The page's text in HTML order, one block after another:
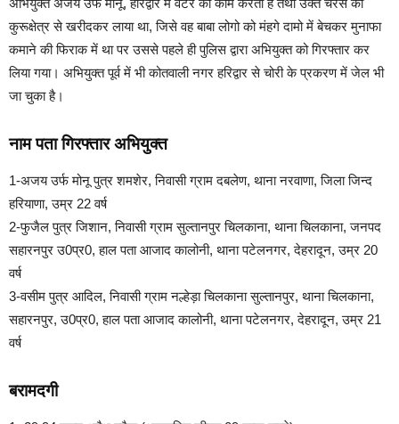
अभियुक्त अजय उर्फ मोनू, हरिद्वार में वेटर का काम करता है तथा उक्त चरस को
कुरूक्षेत्र से खरीदकर लाया था, जिसे वह बाबा लोगो को मंहगे दामो में बेचकर मुनाफा
कमाने की फिराक में था पर उससे पहले ही पुलिस द्वारा अभियुक्त को गिरफ्तार कर
लिया गया। अभियुक्त पूर्व में भी कोतवाली नगर हरिद्वार से चोरी के प्रकरण में जेल भी
जा चुका है।
नाम पता गिरफ्तार अभियुक्त
1-अजय उर्फ मोनू पुत्र शमशेर, निवासी ग्राम दबलेण, थाना नरवाणा, जिला जिन्द
हरियाणा, उम्र 22 वर्ष
2-फुजैल पुत्र जिशान, निवासी ग्राम सुल्तानपुर चिलकाना, थाना चिलकाना, जनपद
सहारनपुर उ0प्र0, हाल पता आजाद कालोनी, थाना पटेलनगर, देहरादून, उम्र 20
वर्ष
3-वसीम पुत्र आदिल, निवासी ग्राम नल्हेड़ा चिलकाना सुल्तानपुर, थाना चिलकाना,
सहारनपुर, उ0प्र0, हाल पता आजाद कालोनी, थाना पटेलनगर, देहरादून, उम्र 21
वर्ष
बरामदगी